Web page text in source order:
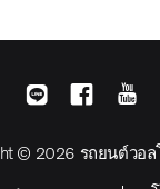
© 2026 รถยนต์วอ